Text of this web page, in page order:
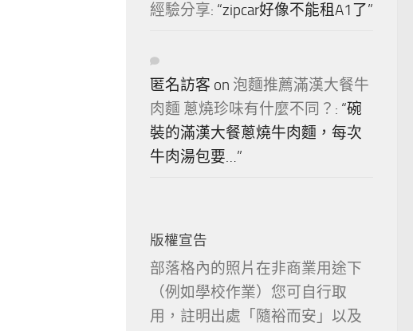
經驗分享: “zipcar好像不能租A1了”
匿名訪客 on 泡麵推薦滿漢大餐牛
肉麵 蔥燒珍味有什麼不同？ : “碗
裝的滿漢大餐蔥燒牛肉麵，每次
牛肉湯包要…”
版權宣告
部落格內的照片在非商業用途下
（例如學校作業）您可自行取
用，註明出處「隨裕而安」以及